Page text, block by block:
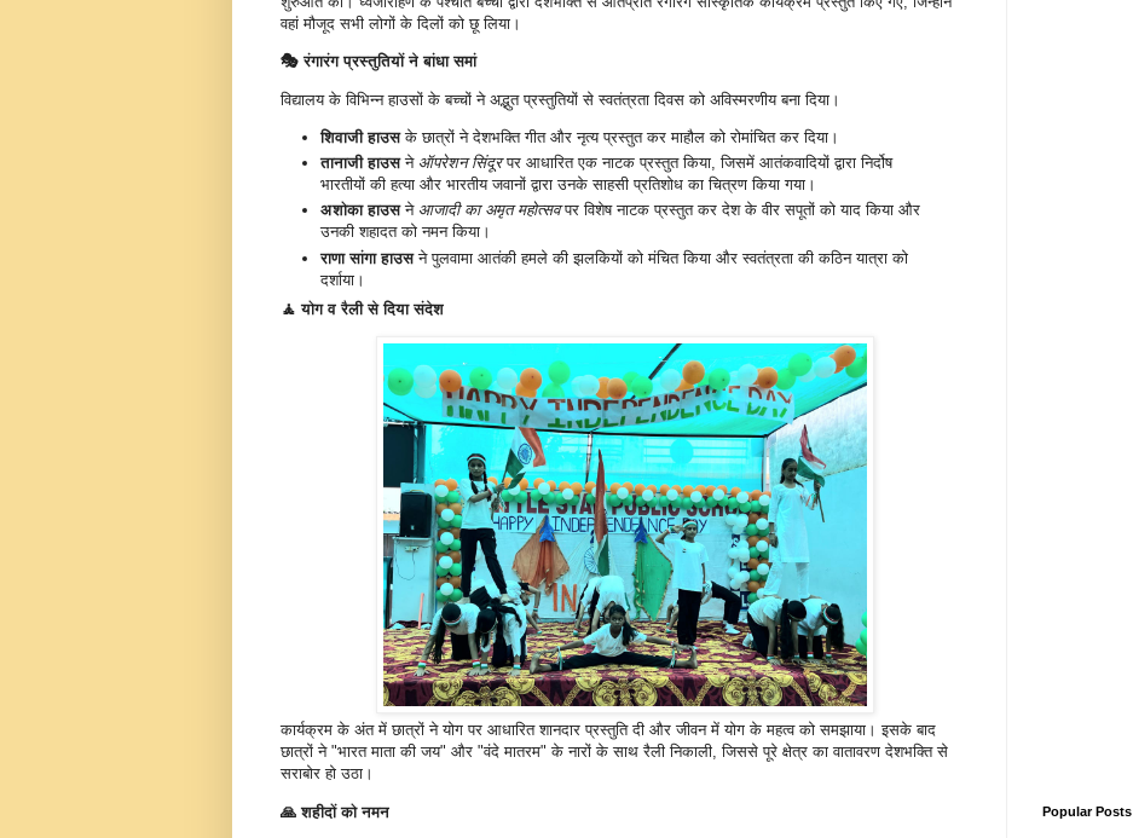
वहां मौजूद सभी लोगों के दिलों को छू लिया।
🎭 रंगारंग प्रस्तुतियों ने बांधा समां
विद्यालय के विभिन्न हाउसों के बच्चों ने अद्भुत प्रस्तुतियों से स्वतंत्रता दिवस को अविस्मरणीय बना दिया।
शिवाजी हाउसके छात्रों ने देशभक्ति गीत और नृत्य प्रस्तुत कर माहौल को रोमांचित कर दिया।
तानाजी हाउसने ऑपरेशन सिंदूरपर आधारित एक नाटक प्रस्तुत किया, जिसमें आतंकवादियों द्वारा निर्दोष
भारतीयों की हत्या और भारतीय जवानों द्वारा उनके साहसी प्रतिशोध का चित्रण किया गया।
अशोका हाउसने आजादी का अमृत महोत्सवपर विशेष नाटक प्रस्तुत कर देश के वीर सपूतों को याद किया और
उनकी शहादत को नमन किया।
राणा सांगा हाउसने पुलवामा आतंकी हमले की झलकियों को मंचित किया और स्वतंत्रता की कठिन यात्रा को
दर्शाया।
🧘 योग व रैली से दिया संदेश
कार्यक्रम के अंत में छात्रों ने योग पर आधारित शानदार प्रस्तुति दी और जीवन में योग के महत्व को समझाया। इसके बाद
छात्रों ने "भारत माता की जय" और "वंदे मातरम" के नारों के साथ रैली निकाली, जिससे पूरे क्षेत्र का वातावरण देशभक्ति से
सराबोर हो उठा।
🙏 शहीदों को नमन Popular Posts